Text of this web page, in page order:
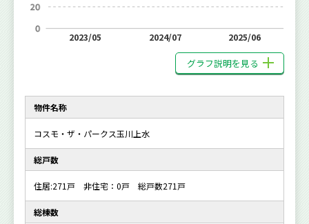
2023/05 2024/07 2025/06
グラフ説明を見る
物件名称
コスモ・ザ・パークス玉川上水
総戸数
住居:271戸 非住宅：0戸 総戸数271戸
総棟数